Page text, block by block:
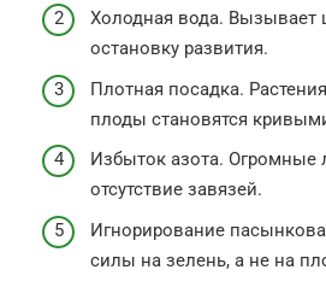
Холодная вода. Вызывает
остановку развития.
Плотная посадка.
плоды становятся
Избыток азота. Огромные
отсутствие завязей.
Игнорирование
силы на зелень, а не на